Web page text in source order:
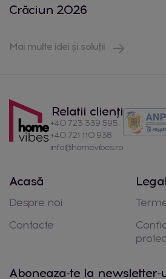
Crăciun 2026
Mai multe idei și soluții
Relatii clienți
+40 723 339 595
+40 721 110 938
info@homevibes.ro
Acasă
Despre noi
Contacte
Aboneaza-te la newsletter-